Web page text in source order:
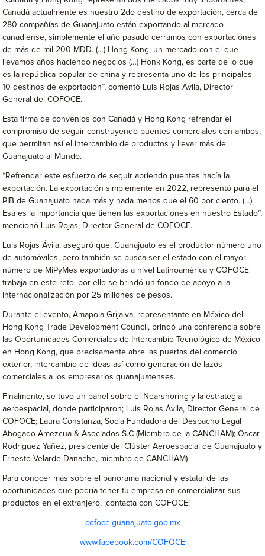
Canadá actualmente es nuestro 2do destino de exportación, cerca de
280 compañías de Guanajuato están exportando al mercado
canadiense, simplemente el año pasado cerramos con exportaciones
de más de mil 200 MDD. (…) Hong Kong, un mercado con el que
llevamos años haciendo negocios (…) Honk Kong, es parte de lo que
es la república popular de china y representa uno de los principales
10 destinos de exportación”, comentó Luis Rojas Ávila, Director
General del COFOCE.
Esta firma de convenios con Canadá y Hong Kong refrendar el
compromiso de seguir construyendo puentes comerciales con ambos,
que permitan así el intercambio de productos y llevar más de
Guanajuato al Mundo.
“Refrendar este esfuerzo de seguir abriendo puentes hacía la
exportación. La exportación simplemente en 2022, representó para el
PIB de Guanajuato nada más y nada menos que el 60 por ciento. (…)
Esa es la importancia que tienen las exportaciones en nuestro Estado”,
mencionó Luis Rojas, Director General de COFOCE.
Luis Rojas Ávila, aseguró que; Guanajuato es el productor número uno
de automóviles, pero también se busca ser el estado con el mayor
número de MiPyMes exportadoras a nivel Latinoamérica y COFOCE
trabaja en este reto, por ello se brindó un fondo de apoyo a la
internacionalización por 25 millones de pesos.
Durante el evento, Amapola Grijalva, representante en México del
Hong Kong Trade Development Council, brindó una conferencia sobre
las Oportunidades Comerciales de Intercambio Tecnológico de México
en Hong Kong, que precisamente abre las puertas del comercio
exterior, intercambio de ideas así como generación de lazos
comerciales a los empresarios guanajuatenses.
Finalmente, se tuvo un panel sobre el Nearshoring y la estrategia
aeroespacial, donde participaron; Luis Rojas Ávila, Director General de
COFOCE; Laura Constanza, Socia Fundadora del Despacho Legal
Abogado Amezcua & Asociados S.C (Miembro de la CANCHAM); Oscar
Rodríguez Yañez, presidente del Clúster Aeroespacial de Guanajuato y
Ernesto Velarde Danache, miembro de CANCHAM)
Para conocer más sobre el panorama nacional y estatal de las
oportunidades que podría tener tu empresa en comercializar sus
productos en el extranjero, ¡contacta con COFOCE!
cofoce.guanajuato.gob.mx
www.facebook.com/COFOCE